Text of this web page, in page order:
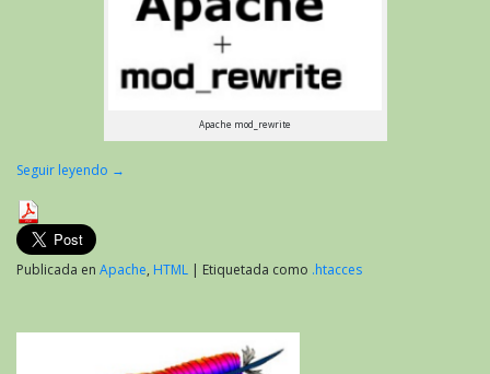
Apache mod_rewrite
Seguir leyendo →
Publicada en Apache, HTML | Etiquetada como .htacces